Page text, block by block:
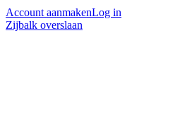
Account aanmakenLog in
Zijbalk overslaan